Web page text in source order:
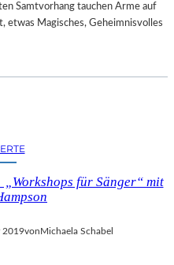
Samtvorhang tauchen Arme auf
etwas Magisches, Geheimnisvolles
für Sänger“ mit
2019von Michaela Schabel